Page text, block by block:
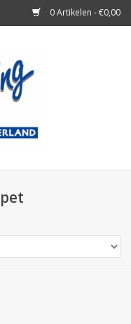
0 Artikelen - €0,00